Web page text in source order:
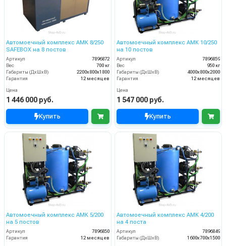
Автомоечный комплекс АМК 8/250
SAFEBOX на 8 постов
Артикул
7896872
Вес
700 кг
Габариты (ДхШхВ)
2200х800х1800
Гарантия
12 месяцев
Цена
1 446 000 руб.
Купить
Автомоечный комплекс АМК 10/250
на 10 постов
Артикул
7896859
Вес
950 кг
Габариты (ДхШхВ)
4000х800х2000
Гарантия
12 месяцев
Цена
1 547 000 руб.
Купить
Автомоечный комплекс АМК 5/200
на 5 постов
Артикул
7896850
Гарантия
12 месяцев
Автомоечный комплекс АМК 4/200
на 4 поста
Артикул
7896849
Габариты (ДхШхВ)
1600х700х1500